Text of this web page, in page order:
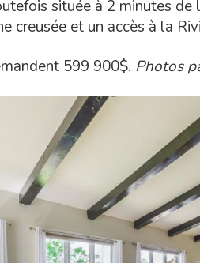
située à 2 minutes de
creusée et un accès à la
599 900$. Photos